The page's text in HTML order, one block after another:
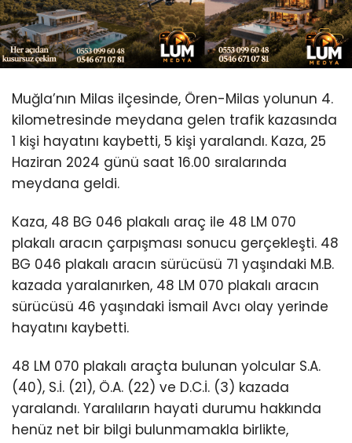
Muğla’nın Milas ilçesinde, Ören-Milas yolunun 4.
kilometresinde meydana gelen trafik kazasında
1 kişi hayatını kaybetti, 5 kişi yaralandı. Kaza, 25
Haziran 2024 günü saat 16.00 sıralarında
meydana geldi.
Kaza, 48 BG 046 plakalı araç ile 48 LM 070
plakalı aracın çarpışması sonucu gerçekleşti. 48
BG 046 plakalı aracın sürücüsü 71 yaşındaki M.B.
kazada yaralanırken, 48 LM 070 plakalı aracın
sürücüsü 46 yaşındaki İsmail Avcı olay yerinde
hayatını kaybetti.
48 LM 070 plakalı araçta bulunan yolcular S.A.
(40), S.İ. (21), Ö.A. (22) ve D.C.İ. (3) kazada
yaralandı. Yaralıların hayati durumu hakkında
henüz net bir bilgi bulunmamakla birlikte,